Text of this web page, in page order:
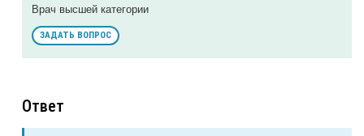
Врач высшей категории
ЗАДАТЬ ВОПРОС
Ответ